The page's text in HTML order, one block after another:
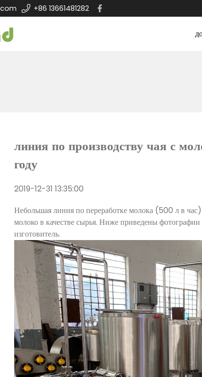
+86 13661481282
линия по производству чая с
году
2019-12-31 13:35:00
Небольшая линия по переработке молока (500 л в
молоко в качестве сырья. Ниже приведены
изготовитель.